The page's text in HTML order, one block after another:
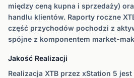
między ceną kupna i sprzedaży)
handlu klientów. Raporty roczne
część przychodów pochodzi z
spójne z komponentem market-
Jakość Realizacji
Realizacja XTB przez xStation 5